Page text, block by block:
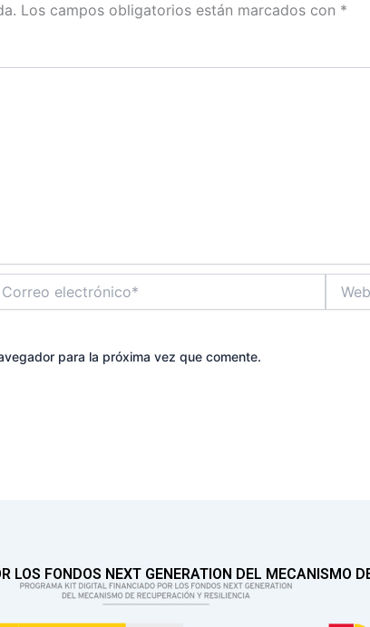
Los campos obligatorios están marcados con *
para la próxima vez que comente.
LOS FONDOS NEXT GENERATION DEL MECANISMO